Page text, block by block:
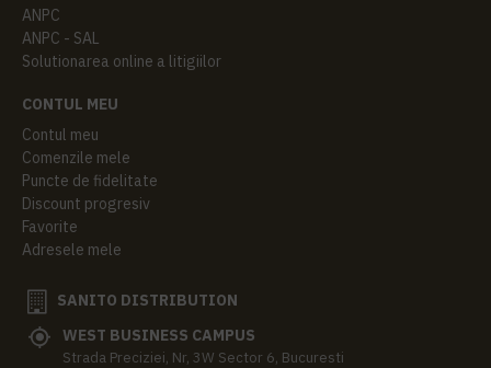
ANPC
ANPC - SAL
Solutionarea online a litigiilor
CONTUL MEU
Contul meu
Comenzile mele
Puncte de fidelitate
Discount progresiv
Favorite
Adresele mele
SANITO DISTRIBUTION
WEST BUSINESS CAMPUS
Strada Preciziei, Nr, 3W Sector 6, Bucuresti